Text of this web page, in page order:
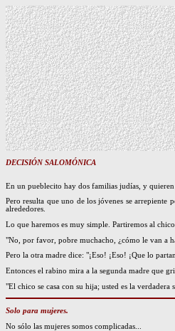
DECISIÓN SALOMÓNICA
En un pueblecito hay dos familias judías, y
Pero resulta que uno de los jóvenes se
alrededores.
Lo que haremos es muy simple. Partiremos al
"No, por favor, pobre muchacho, ¿cómo le van a
Pero la otra madre dice: "¡Eso! ¡Eso! ¡Que lo
Entonces el rabino mira a la segunda madre que
"El chico se casa con su hija; usted es la verdadera
Solo para mujeres.
No sólo las mujeres somos complicadas...